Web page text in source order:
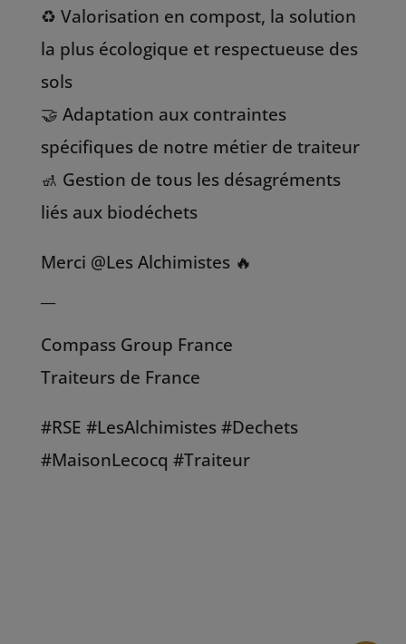
♻️ Valorisation en compost, la solution
la plus écologique et respectueuse des
sols
🤝 Adaptation aux contraintes
spécifiques de notre métier de traiteur
🚮 Gestion de tous les désagréments
liés aux biodéchets
Merci @Les Alchimistes 🔥
Compass Group France
Traiteurs de France
#RSE #LesAlchimistes #Dechets
#MaisonLecocq #Traiteur